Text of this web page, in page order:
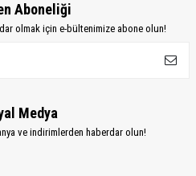
Aboneliği
olmak için e-bültenimize abone olun!
Medya
ve indirimlerden haberdar olun!